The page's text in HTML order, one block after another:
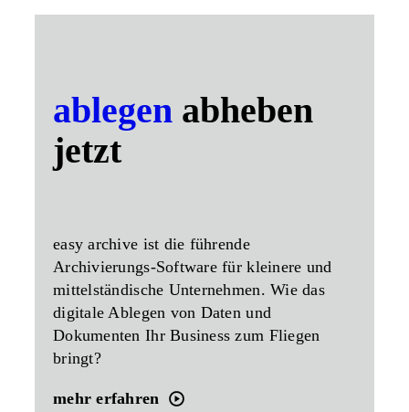
ablegen abheben
jetzt
easy archive ist die führende
Archivierungs-Softwarefür kleinere und
mittelständische Unternehmen. Wie das
digitale Ablegen von Daten und
Dokumenten Ihr Business zum Fliegen
bringt?
mehr erfahren